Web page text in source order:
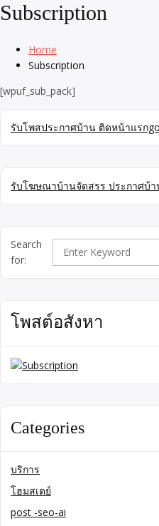
Subscription
Home
Subscription
[wpuf_sub_pack]
รับโพสประกาศบ้าน ติดหน้าแรก
รับโฆษณาบ้านจัดสรร ประกาศบ้
Search
for:
โพสต์อสังหา
Categories
บริการ
โฮมสเตย์
post -seo-ai